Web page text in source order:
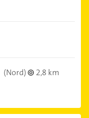
(Nord)
2,8 km